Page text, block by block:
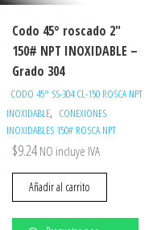
Codo 45° roscado 2″
150# NPT INOXIDABLE –
Grado 304
CODO 45° SS-304 CL-150 ROSCA NPT
INOXIDABLE, CONEXIONES
INOXIDABLES 150# ROSCA NPT
$9.24NO incluye IVA
Añadir al carrito